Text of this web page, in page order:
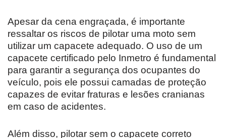
Apesar da cena engraçada, é importante
ressaltar os riscos de pilotar uma moto sem
utilizar um capacete adequado. O uso de um
capacete certificado pelo Inmetro é fundamental
para garantir a segurança dos ocupantes do
veículo, pois ele possui camadas de proteção
capazes de evitar fraturas e lesões cranianas
em caso de acidentes.
Além disso, pilotar sem o capacete correto